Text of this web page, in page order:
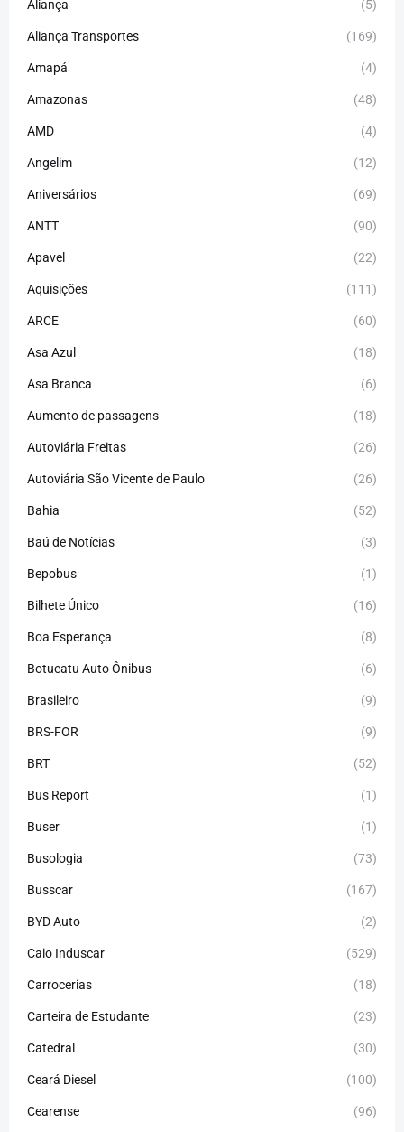
Aliança (5)
Aliança Transportes (169)
Amapá (4)
Amazonas (48)
AMD (4)
Angelim (12)
Aniversários (69)
ANTT (90)
Apavel (22)
Aquisições (111)
ARCE (60)
Asa Azul (18)
Asa Branca (6)
Aumento de passagens (18)
Autoviária Freitas (26)
Autoviária São Vicente de Paulo (26)
Bahia (52)
Baú de Notícias (3)
Bepobus (1)
Bilhete Único (16)
Boa Esperança (8)
Botucatu Auto Ônibus (6)
Brasileiro (9)
BRS-FOR (9)
BRT (52)
Bus Report (1)
Buser (1)
Busologia (73)
Busscar (167)
BYD Auto (2)
Caio Induscar (529)
Carrocerias (18)
Carteira de Estudante (23)
Catedral (30)
Ceará Diesel (100)
Cearense (96)